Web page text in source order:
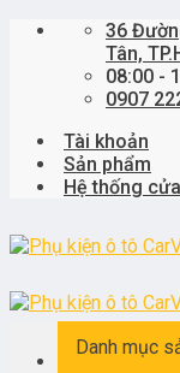
Skip
36
Tân,
08:00 -
0907
Tài khoản
Sản phẩm
Hệ thống
Danh mục